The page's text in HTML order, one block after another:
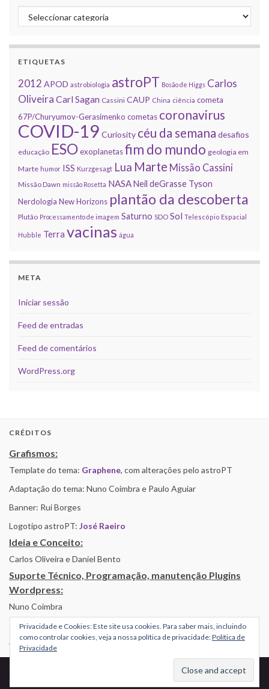
Categorias
ETIQUETAS
2012 APOD astrobiologia astroPT Bosão de Higgs Carlos
Oliveira Carl Sagan Cassini CAUP China ciência cometa
67P/Churyumov-Gerasimenko cometas coronavirus
COVID-19 Curiosity céu da semana desafios
educação ESOexoplanetasfim do mundo geologia em
Marte humor ISS Kurzgesagt Lua Marte Missão Cassini
Missão Dawn missão Rosetta NASANeil deGrasse Tyson
Nerdologia New Horizons plantão da descoberta
Plutão Processamento de imagem Saturno SDO Sol Telescópio Espacial
Hubble Terra vacinas água
META
Iniciar sessão
Feed de entradas
Feed de comentários
WordPress.org
CRÉDITOS
Grafismos:
Template do tema: Graphene, com alterações pelo astroPT
Adaptação do tema: Nuno Coimbra e Paulo Aguiar
Banner: Rui Borges
Logotipo astroPT: José Raeiro
Ideia e Conceito:
Carlos Oliveira e Daniel Bento
Suporte Técnico, Programação, manutenção Plugins
Wordpress:
Nuno Coimbra
Alojamento por Simbiose
Privacidade e Cookies: Este site usa cookies. Para saber mais, incluindo
como controlar cookies, veja a nossa política de privacidade:Política de
Privacidade